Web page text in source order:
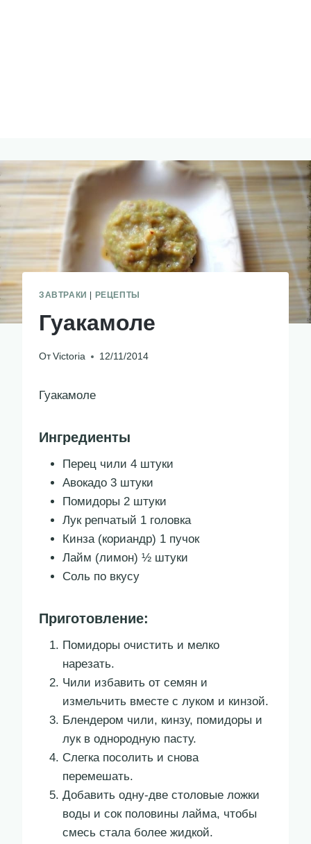
ЗАВТРАКИ РЕЦЕПТЫ
Гуакамоле
От Victoria 12/11/2014
Гуакамоле
Ингредиенты
Перец чили 4 штуки
Авокадо 3 штуки
Помидоры 2 штуки
Лук репчатый 1 головка
Кинза (кориандр) 1 пучок
Лайм (лимон) ½ штуки
Соль по вкусу
Приготовление:
Помидоры очистить и мелко
нарезать.
Чили избавить от семян и
измельчить вместе с луком и кинзой.
Блендером чили, кинзу, помидоры и
лук в однородную пасту.
Слегка посолить и снова
перемешать.
Добавить одну-две столовые ложки
воды и сок половины лайма, чтобы
смесь стала более жидкой.